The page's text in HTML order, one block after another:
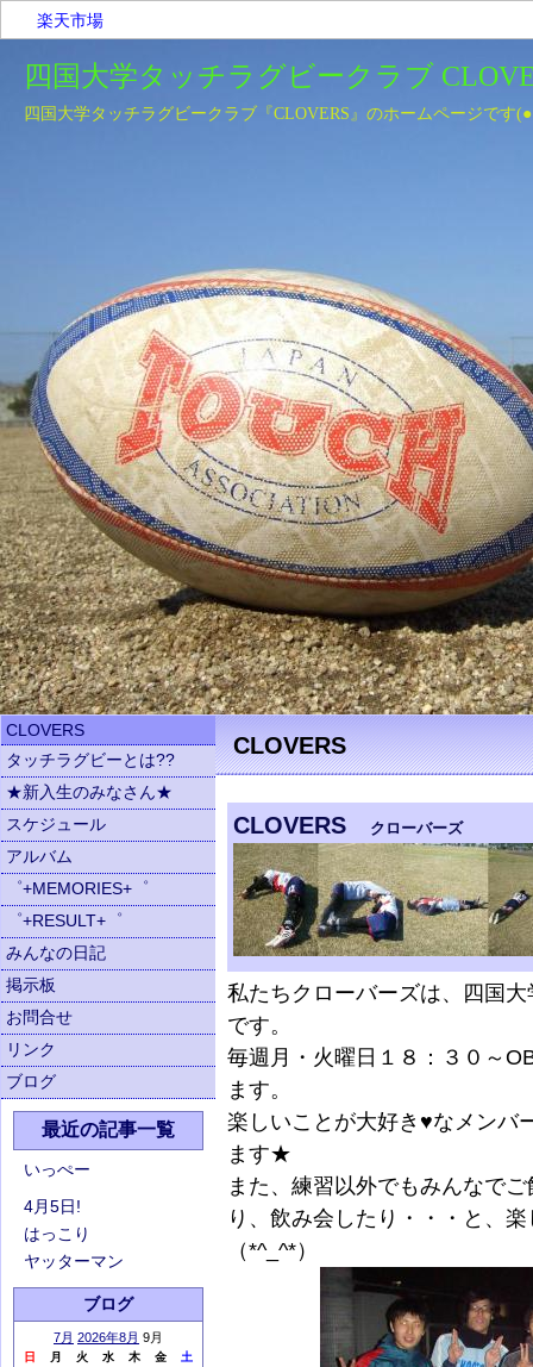
楽天市場
四国大学タッチラグビークラブ
四国大学タッチラグビークラブ『CLOVERS』のホームページです
CLOVERS
CLOVERS クローバーズ
私たちクローバーズは、四国
です。
毎週月・火曜日１８：３０～
ます。
楽しいことが大好き♥なメンバ
ます★
また、練習以外でもみんなで
り、飲み会したり・・・と、
（*^_^*）
CLOVERS
タッチラグビーとは??
★新入生のみなさん★
スケジュール
アルバム
゜+MEMORIES+゜
゜+RESULT+゜
みんなの日記
掲示板
お問合せ
リンク
ブログ
最近の記事一覧
いっぺー
4月5日!
はっこり
ヤッターマン
ブログ
7月 2026年8月 9月
日 月 火 水 木 金 土